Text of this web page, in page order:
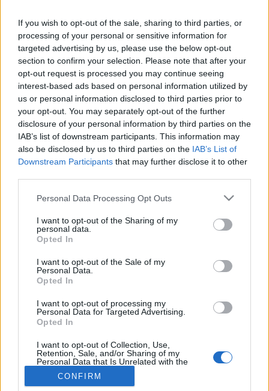
If you wish to opt-out of the sale, sharing to third parties, or
processing of your personal or sensitive information for
targeted advertising by us, please use the below opt-out
section to confirm your selection. Please note that after your
opt-out request is processed you may continue seeing
interest-based ads based on personal information utilized by
us or personal information disclosed to third parties prior to
your opt-out. You may separately opt-out of the further
disclosure of your personal information by third parties on the
IAB’s list of downstream participants. This information may
also be disclosed by us to third parties on the IAB’s List of
Downstream Participants that may further disclose it to other
Please note that this website/app uses one or more Google
not limited to your visit or usage behaviour. You may click to
grant or deny consent to Google and its third-party tags to
use your data for below specified purposes in below Google
consent section.
Personal Data Processing Opt Outs
I want to opt-out of the Sharing of my
personal data.
Opted In
I want to opt-out of the Sale of my
Personal Data.
Opted In
I want to opt-out of processing my
Personal Data for Targeted Advertising.
Opted In
I want to opt-out of Collection, Use,
Retention, Sale, and/or Sharing of my
Personal Data that Is Unrelated with the
Purposes for which it was collected.
Opted Out
CONFIRM
Videók
Kisállatok egészsége
#allergia #influenza#cukorbetegség
#orvosmeteorológia#vérnyomás #stroke#rákbetegség
#pajzsmirigy#reflux#ekcéma#herpesz
Regisztráció
Betegségek Szív- és érrendszeri betegségek
Szív- és érrendszeri
betegségek